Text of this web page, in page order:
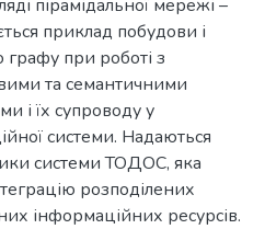
пірамідальної мережі –
приклад побудови і
при роботі з
та семантичними
і їх супроводу у
системи. Надаються
системи ТОДОС, яка
розподілених
інформаційних ресурсів.